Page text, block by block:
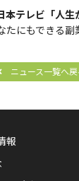
本テレビ「人生
たにもできる副
ニュース一覧へ戻
報